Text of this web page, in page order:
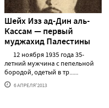
Шейх Изз ад-Дин аль-
Кассам — первый
муджахид Палестины
12 ноября 1935 года 35-
летний мужчина с пепельной
бородой, одетый в тр......
6 АПРЕЛЯ'2013